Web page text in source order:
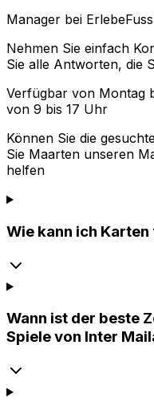
Manager bei
Nehmen Sie einfach
Sie alle Antworten, die
Verfügbar von Montag
von 9 bis 17 Uhr
Können Sie die
Sie Maarten unseren
helfen
Wie kann ich
Wann ist der beste
Spiele von Inter